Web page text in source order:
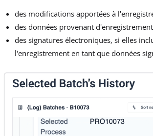
des modifications apportées à
des données provenant
des signatures électroniques, si elles
l'enregistrement en tant que données